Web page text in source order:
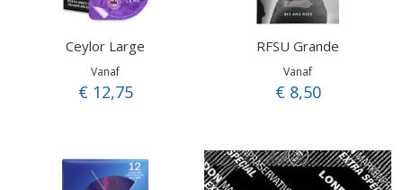
Ceylor Large
Vanaf
€ 12,75
RFSU Grande
Vanaf
€ 8,50